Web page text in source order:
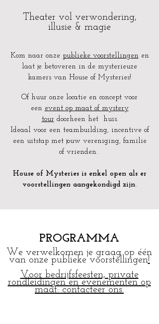
Theater vol verwondering,
illusie & magie
Kom naar onze publieke voorstellingen en
laat je betoveren in de mysterieuze
kamers van House of Mysteries!
Of huur onze locatie en concept voor
een event op maat of mystery
tour doorheen het huis.
Ideaal voor een teambuilding, incentive of
een uitstap met jouw vereniging, familie
of vrienden.
House of Mysteries is enkel open als er
voorstellingen aangekondigd zijn.
PROGRAMMA
We verwelkomen je graag op één
van onze publieke voorstellingen!
Voor bedrijfsfeesten, private
rondleidingen en evenementen op
maat: contacteer ons.